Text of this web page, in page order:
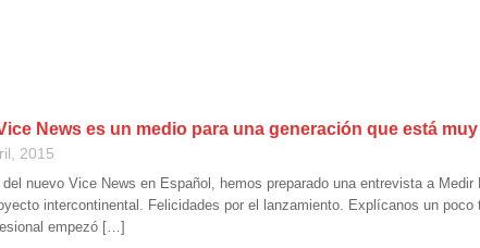
News es un medio para una generación que está
2015
nuevo Vice News en Español, hemos preparado una entrevista a
intercontinental. Felicidades por el lanzamiento. Explícanos un
empezó […]